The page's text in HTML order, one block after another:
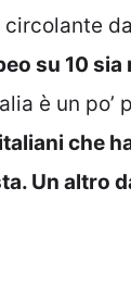
su 10
è un
che
Un altro